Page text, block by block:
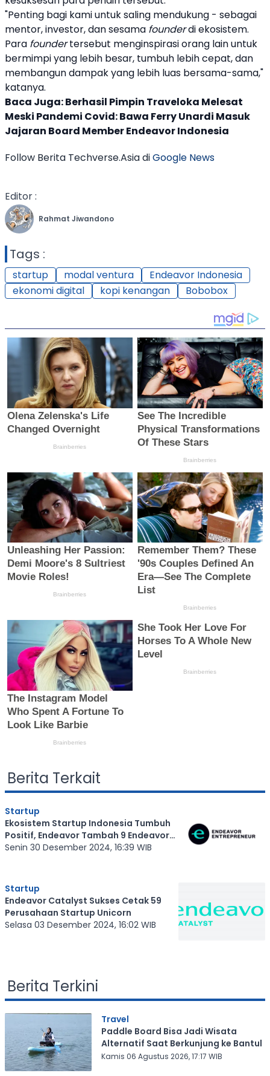
"Penting bagi kami untuk saling mendukung - sebagai
mentor, investor, dan sesama founderdi ekosistem.
Para foundertersebut menginspirasi orang lain untuk
bermimpi yang lebih besar, tumbuh lebih cepat, dan
membangun dampak yang lebih luas bersama-sama,"
katanya.
Baca Juga:Berhasil Pimpin Traveloka Melesat
Meski Pandemi Covid: Bawa Ferry Unardi Masuk
Jajaran Board Member Endeavor Indonesia
Follow Berita Techverse.Asia diGoogle News
Editor :
Rahmat Jiwandono
Tags :
startup modal ventura
Endeavor Indonesia
ekonomi digital
kopi kenangan Bobobox
Berita Terkait
Startup
Ekosistem Startup Indonesia Tumbuh
Positif, Endeavor Tambah 9 Endeavor
Entrepreneurs
Senin 30 Desember 2024, 16:39 WIB
Startup
Endeavor Catalyst Sukses Cetak 59
Perusahaan Startup Unicorn
Selasa 03 Desember 2024, 16:02 WIB
Berita Terkini
Travel
Paddle Board Bisa Jadi Wisata
Alternatif Saat Berkunjung ke Bantul
Kamis 06 Agustus 2026, 17:17 WIB